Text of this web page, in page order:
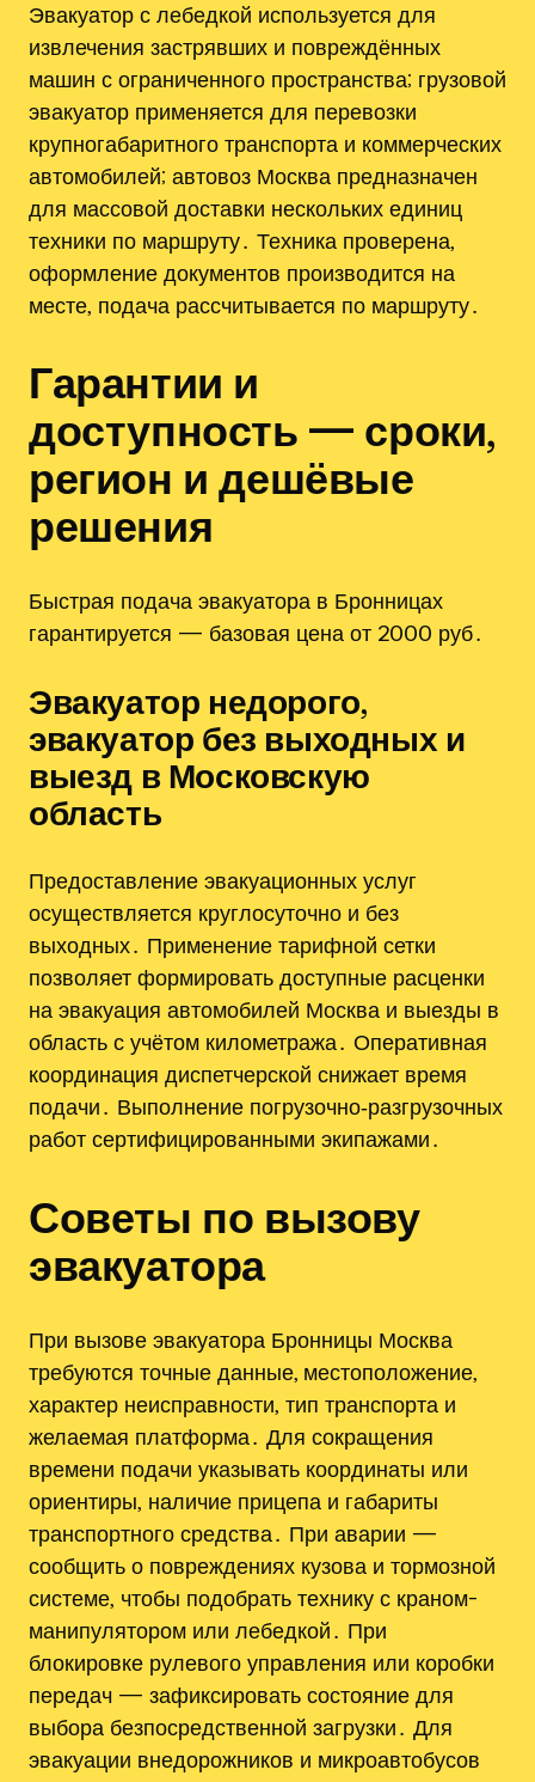
Эвакуатор с лебедкой используется для
извлечения застрявших и повреждённых
машин с ограниченного пространства; грузовой
эвакуатор применяется для перевозки
крупногабаритного транспорта и коммерческих
автомобилей; автовоз Москва предназначен
для массовой доставки нескольких единиц
техники по маршруту․ Техника проверена‚
оформление документов производится на
месте‚ подача рассчитывается по маршруту․
Гарантии и
доступность — сроки‚
регион и дешёвые
решения
Быстрая подача эвакуатора в Бронницах
гарантируется — базовая цена от 2000 руб․
Эвакуатор недорого‚
эвакуатор без выходных и
выезд в Московскую
область
Предоставление эвакуационных услуг
осуществляется круглосуточно и без
выходных․ Применение тарифной сетки
позволяет формировать доступные расценки
на эвакуация автомобилей Москва и выезды в
область с учётом километража․ Оперативная
координация диспетчерской снижает время
подачи․ Выполнение погрузочно‑разгрузочных
работ сертифицированными экипажами․
Советы по вызову
эвакуатора
При вызове эвакуатора Бронницы Москва
требуются точные данные, местоположение‚
характер неисправности‚ тип транспорта и
желаемая платформа․ Для сокращения
времени подачи указывать координаты или
ориентиры‚ наличие прицепа и габариты
транспортного средства․ При аварии —
сообщить о повреждениях кузова и тормозной
системе‚ чтобы подобрать технику с краном-
манипулятором или лебедкой․ При
блокировке рулевого управления или коробки
передач — зафиксировать состояние для
выбора безпосредственной загрузки․ Для
эвакуации внедорожников и микроавтобусов